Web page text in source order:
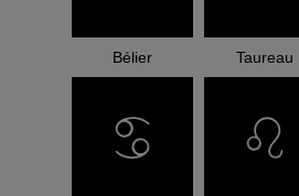
Bélier Taureau